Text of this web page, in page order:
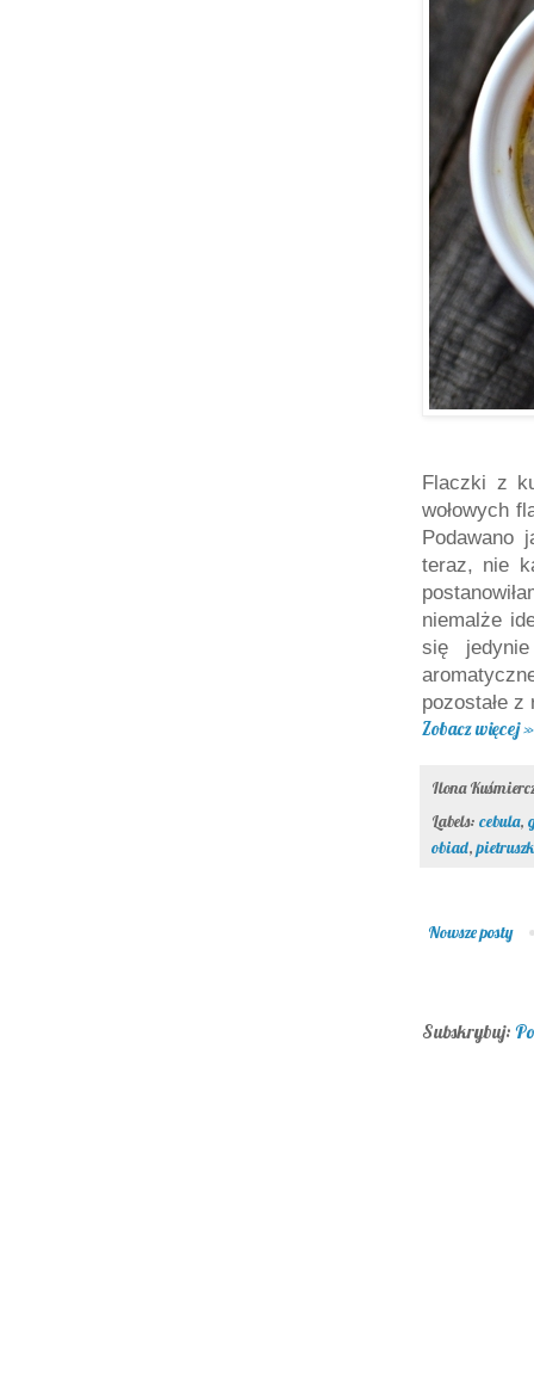
Flaczki z
wołowych
Podawano
teraz, nie
niemalże
się
pozostałe
Zobacz więcej »
Ilona
Labels: cebula,
obiad,
Nowsze posty
Subskrybuj: